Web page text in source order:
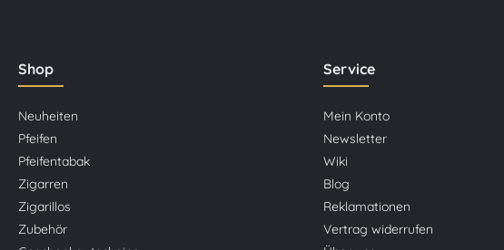
Shop
Neuheiten
Pfeifen
Pfeifentabak
Zigarren
Zigarillos
Zubehör
Service
Mein Konto
Newsletter
Wiki
Blog
Reklamationen
Vertrag widerrufen